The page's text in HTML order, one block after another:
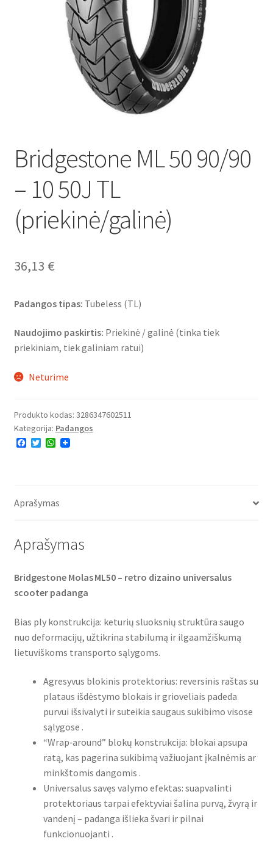
Bridgestone ML 50 90/90
– 10 50J TL
(priekinė/galinė)
36,13 €
Padangos tipas: Tubeless (TL)
Naudojimo paskirtis: Priekinė / galinė (tinka tiek
priekiniam, tiek galiniam ratui)
Neturime
Produkto kodas: 3286347602511
Kategorija: Padangos
F
o
T
r
W
p
Aprašymas
Aprašymas
Bridgestone Molas ML50 – retro dizaino universalus
scooter padanga
Bias ply konstrukcija: keturių sluoksnių struktūra saugo
nuo deformacijų, užtikrina stabilumą ir ilgaamžiškumą
lietuviškoms transporto sąlygoms.
Agresyvus blokinis protektorius: reversinis raštas su
plataus išdėstymo blokais ir grioveliais padeda
purvui išsivalyti ir suteikia saugaus sukibimo visose
sąlygose .
“Wrap‑around” blokų konstrukcija: blokai apsupa
ratą, kas pagerina sukibimą važiuojant įkalnėmis ar
minkštomis dangomis .
Universalus savęs valymo efektas: suapvalinti
protektoriaus tarpai efektyviai šalina purvą, žvyrą ir
vandenį – padanga išlieka švari ir pilnai
funkcionuojanti .